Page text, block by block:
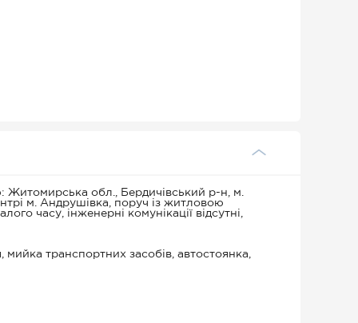
обл., Бердичівський р-н, м.
м. Андрушівка, поруч із житловою
часу, інженерні комунікації відсутні,
транспортних засобів, автостоянка,